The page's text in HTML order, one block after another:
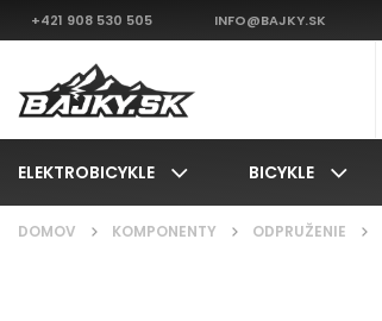
+421 908 530 505 INFO@BAJKY.SK
ELEKTROBICYKLE BICYKLE
DOMOV / KOMPONENTY / ODPRUŽENIE /